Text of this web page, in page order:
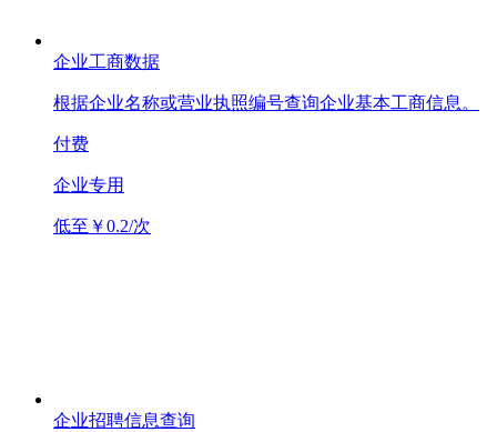
企业工商数据
根据企业名称或营业执照编号查询企业基本工商信息。
付费
企业专用
低至￥0.2/次
企业招聘信息查询